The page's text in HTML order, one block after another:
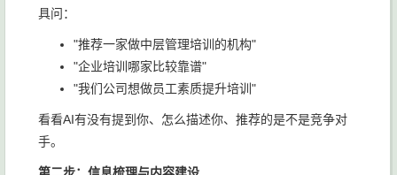
具问：
"推荐一家做中层管理培训的机构"
"企业培训哪家比较靠谱"
"我们公司想做员工素质提升培训"
看看AI有没有提到你、怎么描述你、推荐的是不是竞争对
手。